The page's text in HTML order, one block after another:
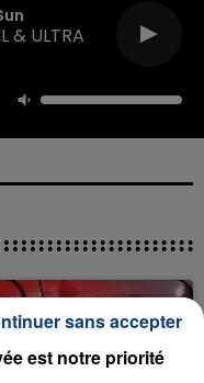
& ULTRA
est notre priorité
sans accepter